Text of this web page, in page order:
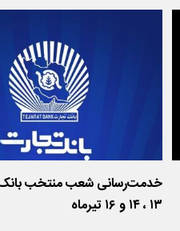
خدمت‌رسانی شعب منتخب
۱۳ ، ۱۴ و ۱۶ تیرماه